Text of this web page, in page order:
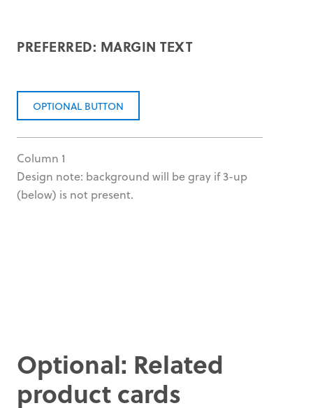
PREFERRED: MARGIN TEXT
OPTIONAL BUTTON
Column 1
Design note: background will be gray if 3-up
(below) is not present.
Optional: Related
product cards